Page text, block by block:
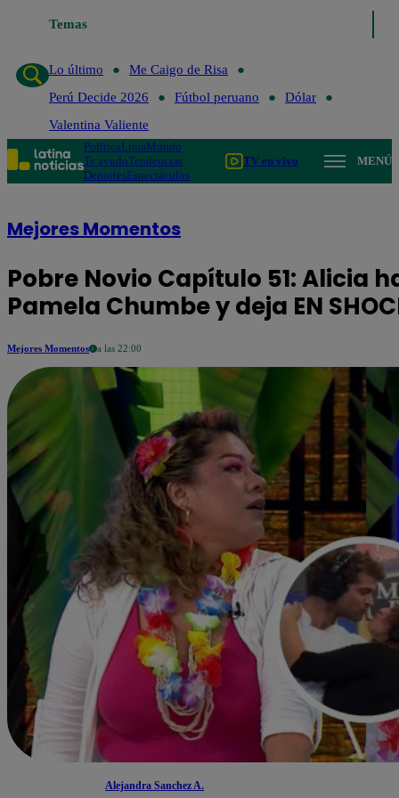
Temas
Lo último
Lo último
Me Caigo de Risa
Perú Decide 2026
Fútbol peruano
Dólar
Valentina Valiente
PolíticaLimaMundo
Te ayudoTendencias
DeportesEspectáculos
TV en vivo MENÚ
Mejores Momentos
Pobre Novio Capítulo 51: Alicia
Pamela Chumbe y deja EN
Mejores Momentos a las 22:00
Alejandra Sanchez A.